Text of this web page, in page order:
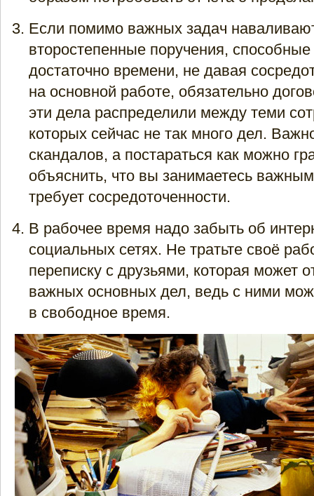
Если помимо важных задач
второстепенные поручения, способные
достаточно времени, не давая
на основной работе, обязательно
эти дела распределили между теми
которых сейчас не так много дел.
скандалов, а постараться как можно
объяснить, что вы занимаетесь
требует сосредоточенности.
В рабочее время надо забыть об
социальных сетях. Не тратьте своё
переписку с друзьями, которая может
важных основных дел, ведь с ними
в свободное время.